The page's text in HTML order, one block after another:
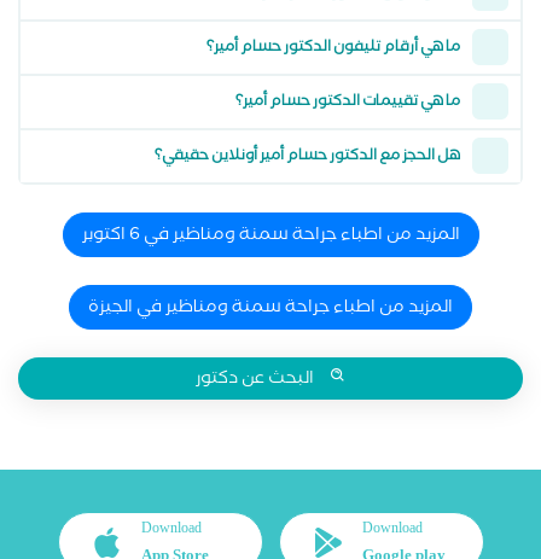
ما هي أرقام تليفون الدكتور حسام أمير؟
ما هي تقييمات الدكتور حسام أمير؟
هل الحجز مع الدكتور حسام أمير أونلاين حقيقي؟
المزيد من اطباء جراحة سمنة ومناظير في 6 اكتوبر
المزيد من اطباء جراحة سمنة ومناظير في الجيزة
البحث عن دكتور
Download
Google play
Download
App Store